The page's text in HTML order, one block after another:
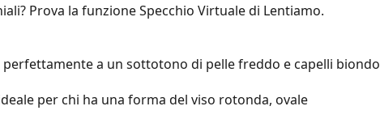
Prova la funzione Specchio Virtuale di Lentiamo.
a un sottotono di pelle freddo e capelli biondo
per chi ha una forma del viso rotonda, ovale